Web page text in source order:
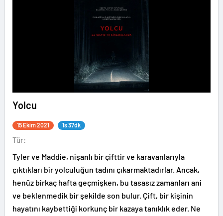
Yolcu
15 Ekim 2021 1s 37dk
Tür:
Tyler ve Maddie, nişanlı bir çifttir ve karavanlarıyla
çıktıkları bir yolculuğun tadını çıkarmaktadırlar. Ancak,
henüz birkaç hafta geçmişken, bu tasasız zamanları ani
ve beklenmedik bir şekilde son bulur. Çift, bir kişinin
hayatını kaybettiği korkunç bir kazaya tanıklık eder. Ne